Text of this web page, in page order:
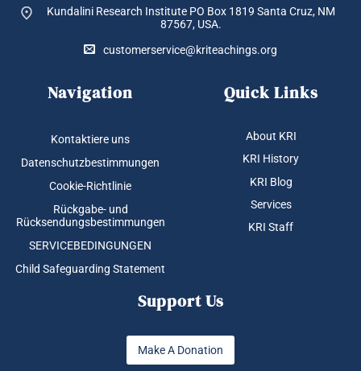
Kundalini Research Institute PO Box 1819 Santa Cruz, NM
87567, USA.
customerservice@kriteachings.org
Navigation
Kontaktiere uns
Datenschutzbestimmungen
Cookie-Richtlinie
Rückgabe- und
Rücksendungsbestimmungen
SERVICEBEDINGUNGEN
Child Safeguarding Statement
Quick Links
About KRI
KRI History
KRI Blog
Services
KRI Staff
Support Us
Make A Donation